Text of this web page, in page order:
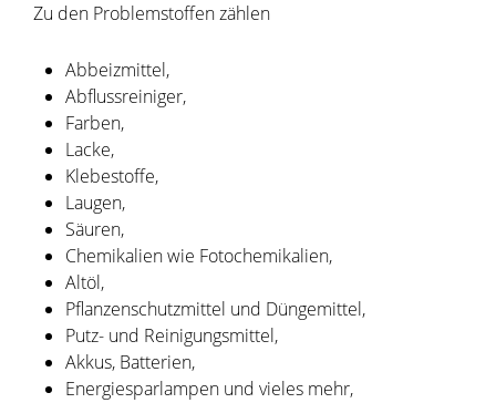
Zu den Problemstoffen zählen
Abbeizmittel,
Abflussreiniger,
Farben,
Lacke,
Klebestoffe,
Laugen,
Säuren,
Chemikalien wie Fotochemikalien,
Altöl,
Pflanzenschutzmittel und Düngemittel,
Putz- und Reinigungsmittel,
Akkus, Batterien,
Energiesparlampen und vieles mehr,